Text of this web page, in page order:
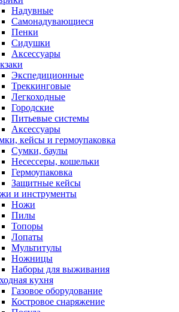
Надувные
Самонадувающиеся
Пенки
Сидушки
Аксессуары
Экспедиционные
Треккинговые
Легкоходные
Городские
Питьевые системы
Аксессуары
кейсы и гермоупаковка
Сумки, баулы
Несессеры, кошельки
Гермоупаковка
Защитные кейсы
и инструменты
Ножи
Пилы
Топоры
Лопаты
Мультитулы
Ножницы
Наборы для выживания
кухня
Газовое оборудование
Костровое снаряжение